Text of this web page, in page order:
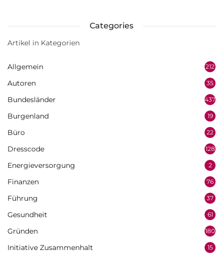
Categories
Artikel in Kategorien
Allgemein 212
Autoren 35
Bundesländer 437
Burgenland 19
Büro 22
Dresscode 128
Energieversorgung 2
Finanzen 76
Führung 37
Gesundheit 61
Gründen 180
Initiative Zusammenhalt 15